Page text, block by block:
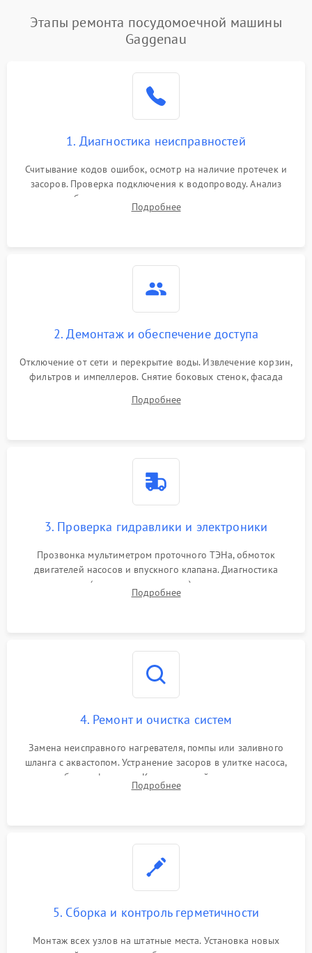
Проблемы с набором
воды
1800 ₽ Подробнее →
1700 ₽
циркуляционным насосом
2100 ₽ Подробнее →
Этапы ремонта посудомоечной машины
Gaggenau
1. Диагностика неисправностей
Считывание кодов ошибок, осмотр на наличие протечек и
засоров. Проверка подключения к водопроводу. Анализ
жалоб на отсутствие слива, нагрева, вращения
разбрызгивателей или срабатывание системы защиты
Подробнее
2. Демонтаж и обеспечение доступа
Отключение от сети и перекрытие воды. Извлечение корзин,
фильтров и импеллеров. Снятие боковых стенок, фасада
циркуляционному насосу, ТЭНу и сливной помпе.
Подробнее
3. Проверка гидравлики и электроники
Прозвонка мультиметром проточного ТЭНа, обмоток
двигателей насосов и впускного клапана. Диагностика
прессостата (датчика уровня воды), датчика мутности,
концевика дверцы и электронного модуля управления.
Подробнее
4. Ремонт и очистка систем
Замена неисправного нагревателя, помпы или заливного
шланга с аквастопом. Устранение засоров в улитке насоса,
патрубках и фильтрах. Компонентный ремонт платы
управления, восстановление поврежденной проводки.
Подробнее
5. Сборка и контроль герметичности
Монтаж всех узлов на штатные места. Установка новых